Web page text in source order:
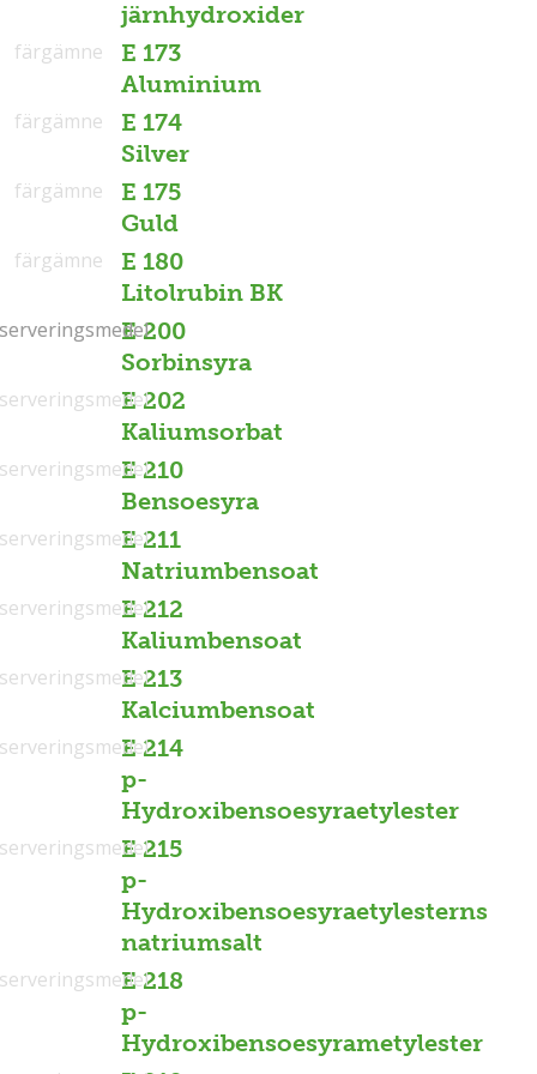
järnhydroxider
E 173
Aluminium
färgämne
E 174
Silver
färgämne
E 175
Guld
färgämne
E 180
Litolrubin BK
färgämne
E 200
Sorbinsyra
E 202
Kaliumsorbat
E 210
Bensoesyra
E 211
Natriumbensoat
E 212
Kaliumbensoat
E 213
Kalciumbensoat
E 214
p-
Hydroxibensoesyraetylester
E 215
p-
Hydroxibensoesyraetylesterns
natriumsalt
E 218
p-
Hydroxibensoesyrametylester